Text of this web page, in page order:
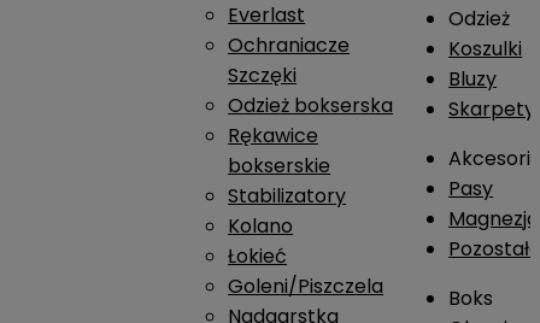
Everlast
Ochraniacze
Szczęki
Odzież bokserska
Rękawice
bokserskie
Stabilizatory
Kolano
Łokieć
Goleni/Piszczela
Nadgarstka
Odzież
Koszulki
Bluzy
Skarpety
Pasy
Magnezja
Boks